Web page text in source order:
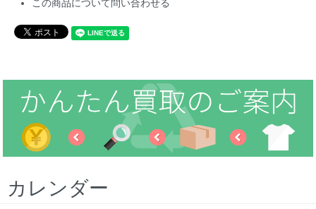
この商品について問い合わせる
カレンダー